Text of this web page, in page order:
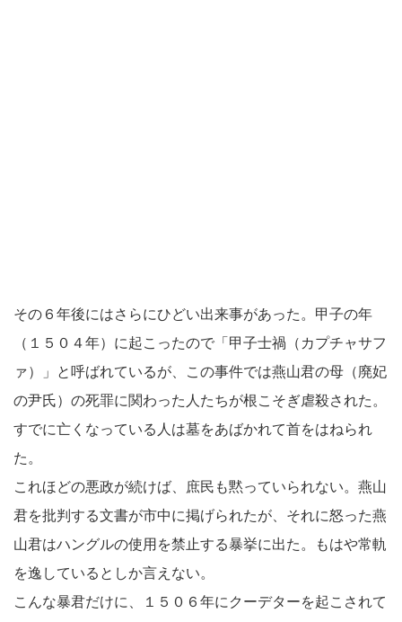
その６年後にはさらにひどい出来事があった。甲子の年
（１５０４年）に起こったので「甲子士禍（カプチャサフ
ァ）」と呼ばれているが、この事件では燕山君の母（廃妃
の尹氏）の死罪に関わった人たちが根こそぎ虐殺された。
すでに亡くなっている人は墓をあばかれて首をはねられ
た。
これほどの悪政が続けば、庶民も黙っていられない。燕山
君を批判する文書が市中に掲げられたが、それに怒った燕
山君はハングルの使用を禁止する暴挙に出た。もはや常軌
を逸しているとしか言えない。
こんな暴君だけに、１５０６年にクーデターを起こされて